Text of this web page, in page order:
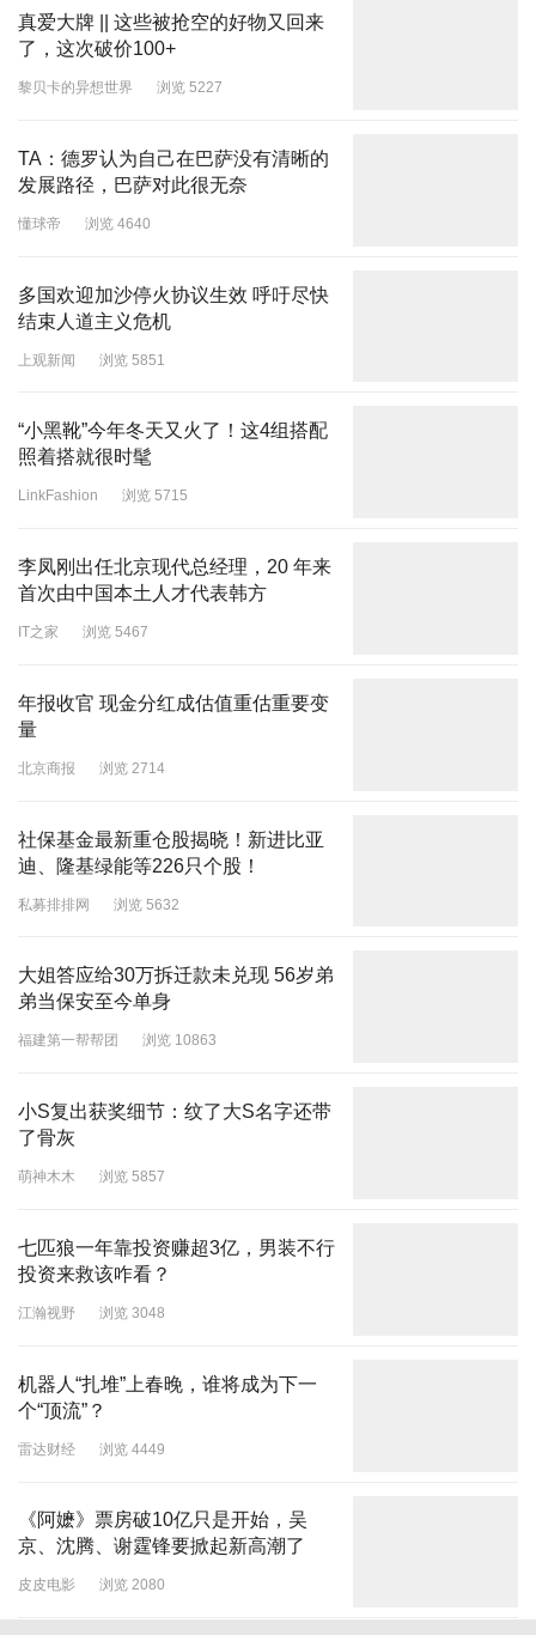
真爱大牌 || 这些被抢空的好物又回来
了，这次破价100+
黎贝卡的异想世界 浏览 5227
TA：德罗认为自己在巴萨没有清晰的
发展路径，巴萨对此很无奈
懂球帝 浏览 4640
多国欢迎加沙停火协议生效 呼吁尽快
结束人道主义危机
上观新闻 浏览 5851
“小黑靴”今年冬天又火了！这4组搭配
照着搭就很时髦
LinkFashion 浏览 5715
李凤刚出任北京现代总经理，20 年来
首次由中国本土人才代表韩方
IT之家 浏览 5467
年报收官 现金分红成估值重估重要变
量
北京商报 浏览 2714
社保基金最新重仓股揭晓！新进比亚
迪、隆基绿能等226只个股！
私募排排网 浏览 5632
大姐答应给30万拆迁款未兑现 56岁弟
弟当保安至今单身
福建第一帮帮团 浏览 10863
小S复出获奖细节：纹了大S名字还带
了骨灰
萌神木木 浏览 5857
七匹狼一年靠投资赚超3亿，男装不行
投资来救该咋看？
江瀚视野 浏览 3048
机器人“扎堆”上春晚，谁将成为下一
个“顶流”？
雷达财经 浏览 4449
《阿嬷》票房破10亿只是开始，吴
京、沈腾、谢霆锋要掀起新高潮了
皮皮电影 浏览 2080